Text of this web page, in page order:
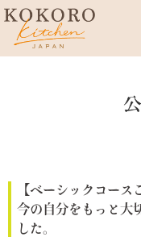
こ
レッ
【ベーシックコース
今の自分をもっと大
した。